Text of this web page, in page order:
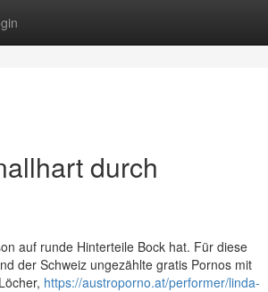
durch
auf runde Hinterteile Bock hat. Für diese
der Schweiz ungezählte gratis Pornos mit
https://austroporno.at/performer/linda-